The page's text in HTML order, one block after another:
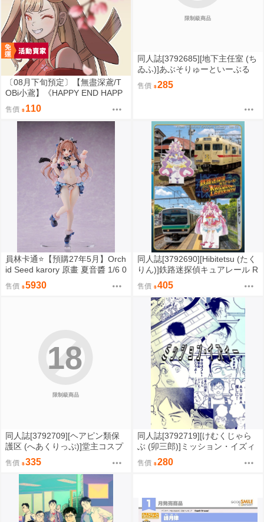
〔08月下旬預定〕【無盡深鳶/T
OBi小鳶】《HAPPY END HAPP
Y SMILE》B5/16P黑白內頁/繁體
中文⬢黑市兔－心動大鳥團 (paro
dy: 超時空輝耀姬！超かぐや
售價 110
限制級商品
同人誌[3792685][地下主任室 (ち
ゐふ)]あぶそりゅーといーぶる
(東方Project)
售價 285
員林卡通⭐️【預購27年5月】Orch
id Seed karory 原畫 夏音醬 1/6 0
售價 5930
同人誌[3792690][Hibitetsu (たく
りん)]鉄路迷探偵キュアレール R
AILWAY LABYRINTH【特典】
(鐵道)
售價 405
限制級商品
18
同人誌[3792709][ヘアピン類保
護区 (へあくりっぷ)]堂主コスプ
レ見せて下さい (原神)
售價 335
同人誌[3792719][けむくじゃら
ぶ (卯三郎)]ミッション・イズィ
ー (機動警察)
售價 280